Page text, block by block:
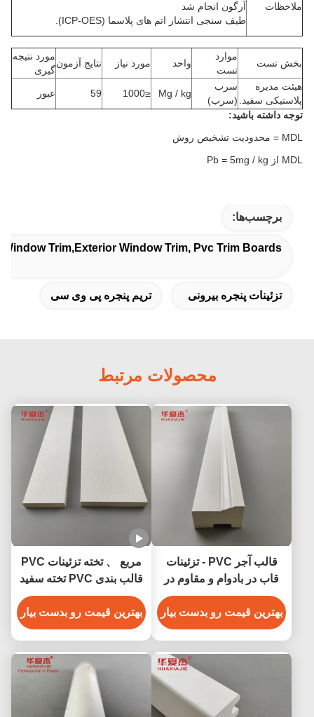
ملاحظات
آرگون انجام شد
طیف سنجی انتشار اتم های پلاسما (ICP-OES).
بخش تست
موارد
تست
واحد مورد نیاز نتایج آزمون
مورد نتیجه
گیری
هیئت مدیره
پلاستیکی سفید.
سرب
(سرب)
Mg / kg
≤1000
59
عبور
توجه داشته باشید:
MDL = محدودیت تشخیص روش
MDL از Pb = 5mg / kg
برچسب‌ها:
Window Trim,exterior Window Trim, Pvc Trim Boards
تزئینات پنجره بیرونی تریم پنجره پی وی سی
محصولات مرتبط
قالب آجر PVC - تزئینات
قاب در بادوام و مقاوم در
برابر آب و هوا
بهترین قیمت رو بدست بیار
مربع 、 تخته تزئینات PVC
قالب بندی PVC تخته سفید
برای طیف گسترده ای از
برنامه های کاربردی
بهترین قیمت رو بدست بیار